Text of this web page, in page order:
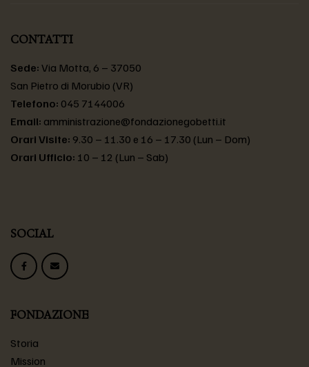
CONTATTI
Sede: Via Motta, 6 – 37050
San Pietro di Morubio (VR)
Telefono: 045 7144006
Email: amministrazione@fondazionegobetti.it
Orari Visite: 9.30 – 11.30 e 16 – 17.30 (Lun – Dom)
Orari Ufficio: 10 – 12 (Lun – Sab)
FONDAZIONE
Storia
Mission
SOCIAL